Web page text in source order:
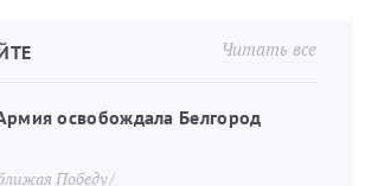
Читать все
освобождала Белгород
Победу